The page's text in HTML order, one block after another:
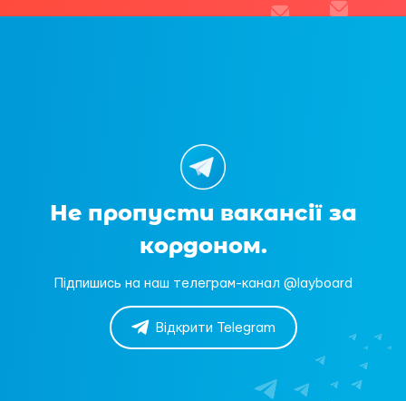
Не пропусти вакансії за
кордоном.
Підпишись на наш телеграм-канал @layboard
Відкрити Telegram